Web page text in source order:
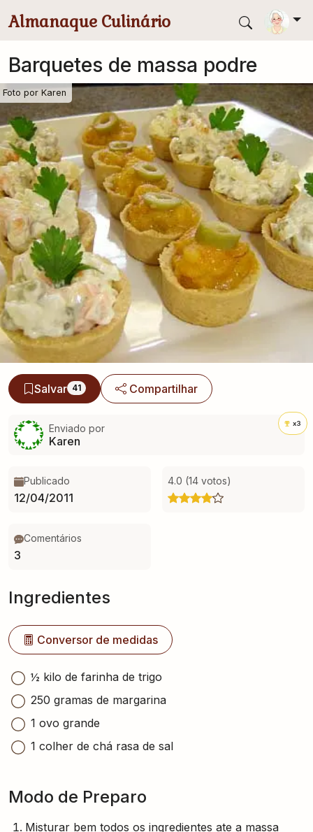
Almanaque Culinário
Barquetes de massa podre
Foto por Karen
Salvar 41 Compartilhar
Enviado por
Karen
x3
Publicado
12/04/2011
4.0 (14 votos)
Comentários
3
Ingredientes
Conversor de medidas
½ kilo de farinha de trigo
250 gramas de margarina
1 ovo grande
1 colher de chá rasa de sal
Modo de Preparo
Misturar bem todos os ingredientes ate a massa